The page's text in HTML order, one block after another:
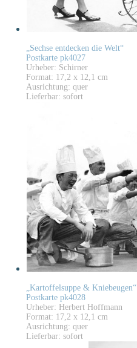
„Sechse entdecken die Welt“
Postkarte pk4027
Urheber: Schirner
Format: 17,2 x 12,1 cm
Ausrichtung: quer
Lieferbar: sofort
„Kartoffelsuppe & Kniebeugen“
Postkarte pk4028
Urheber: Herbert Hoffmann
Format: 17,2 x 12,1 cm
Ausrichtung: quer
Lieferbar: sofort